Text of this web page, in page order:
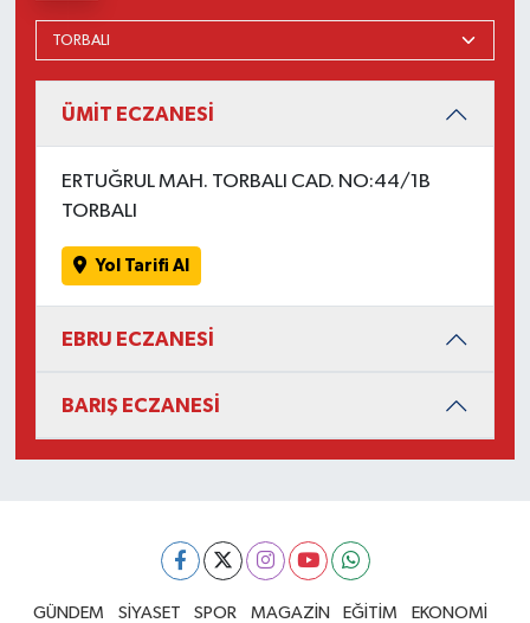
ÜMİT ECZANESİ
ERTUĞRUL MAH. TORBALI CAD. NO:44/1B
TORBALI
Yol Tarifi Al
EBRU ECZANESİ
BARIŞ ECZANESİ
GÜNDEM SİYASET SPOR MAGAZİN EĞİTİM
EKONOMİ